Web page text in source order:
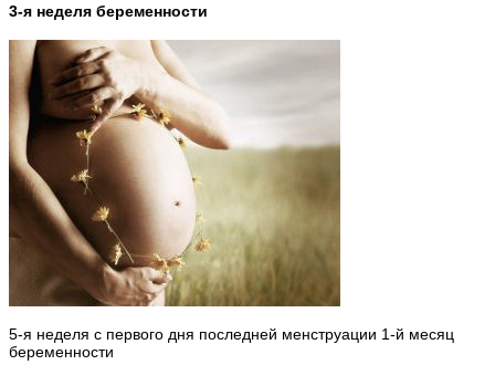
3-я неделя беременности
5-я неделя с первого дня последней менструации 1-й месяц
беременности